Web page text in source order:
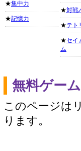
★集中力
★記憶力
★対戦
★テト
★セイ
ム
無料ゲー
このページは
ります。